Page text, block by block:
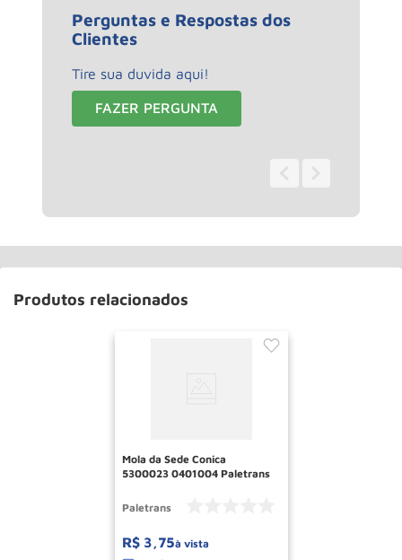
Perguntas e Respostas dos
Clientes
Tire sua duvida aqui!
FAZER PERGUNTA
Produtos relacionados
Mola da Sede Conica
5300023 0401004 Paletrans
Paletrans
R$ 3,75à vista